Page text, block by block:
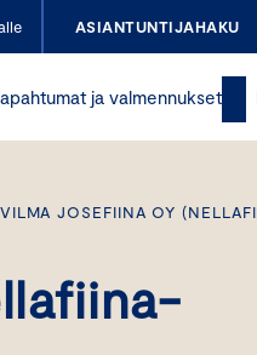
ASIANTUNTIJAHAKU
ja valmennukset
JOSEFIINA OY